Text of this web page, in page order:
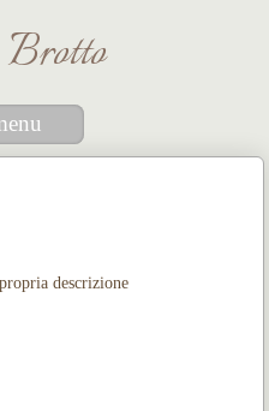
descrizione